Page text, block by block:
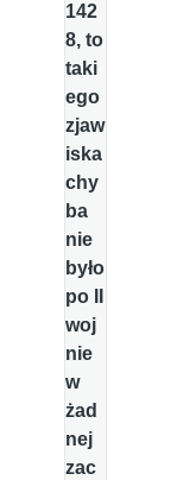
142
8, to
taki
ego
zjaw
iska
chy
ba
nie
było
po II
woj
nie
w
żad
nej
zac